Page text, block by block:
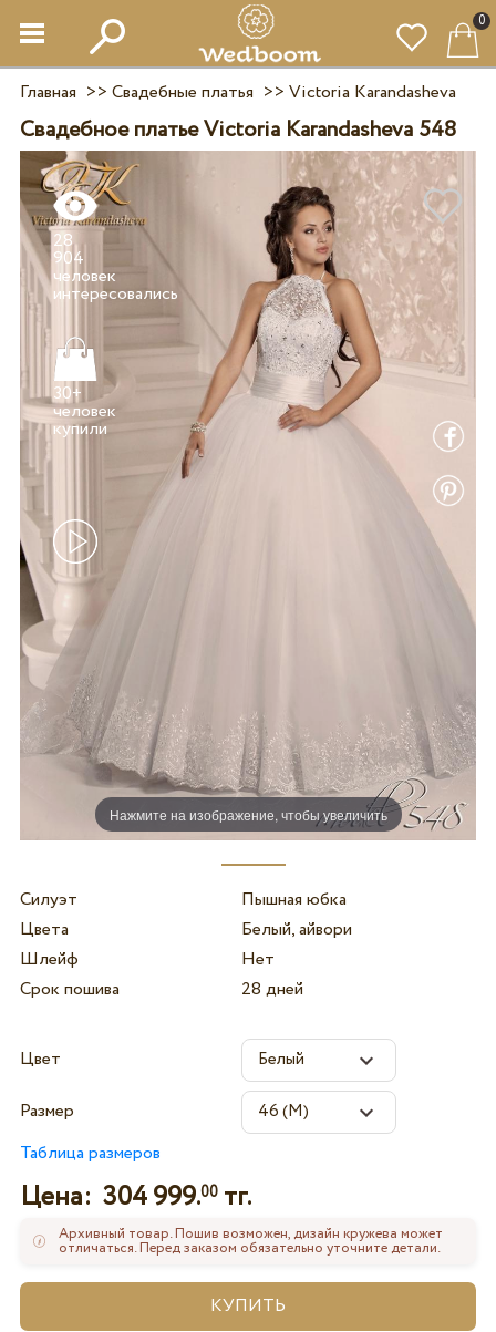
0
Главная >> Свадебные платья >> Victoria Karandasheva
Свадебное платье Victoria Karandasheva 548
Нажмите на изображение, чтобы увеличить
28
904
человек
30+
человек
Силуэт
Пышная юбка
Цвета
Белый, айвори
Шлейф
Нет
Срок пошива
28 дней
Цвет
Размер
Таблица размеров
Цена: 304 999.00тг.
Архивный товар. Пошив возможен, дизайн кружева может
отличаться. Перед заказом обязательно уточните детали.